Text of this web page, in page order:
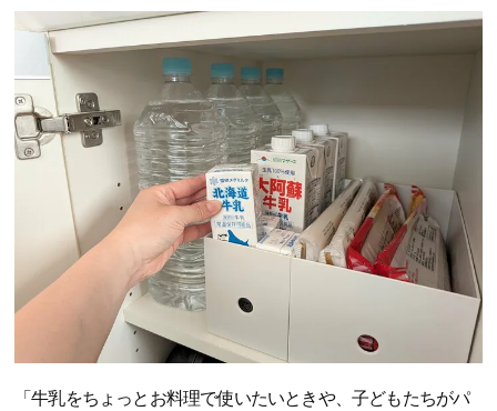
「牛乳をちょっとお料理で使いたいときや、子どもたちがパ